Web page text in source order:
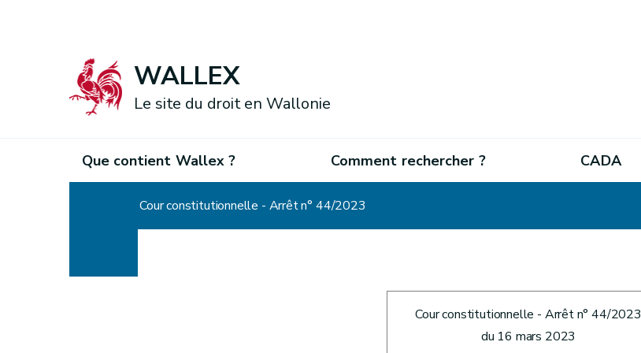
WALLEX
Le site du droit en Wallonie
Que contient Wallex ? Comment rechercher ? CADA
Cour constitutionnelle - Arrêt n° 44/2023
Cour constitutionnelle - Arrêt n° 44/2023
du 16 mars 2023